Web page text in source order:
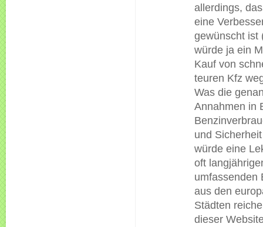
allerdings,
eine
gewünscht ist
würde ja ein
Kauf von
teuren Kfz
Was die
Annahmen in
und
würde eine
oft
umfassenden
aus den
Städten
dieser